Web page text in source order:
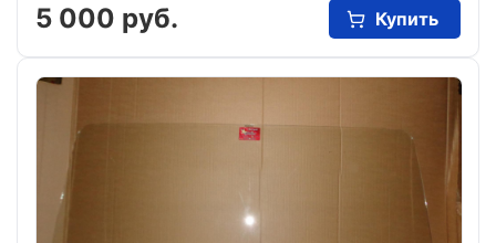
5 000 руб. Купить